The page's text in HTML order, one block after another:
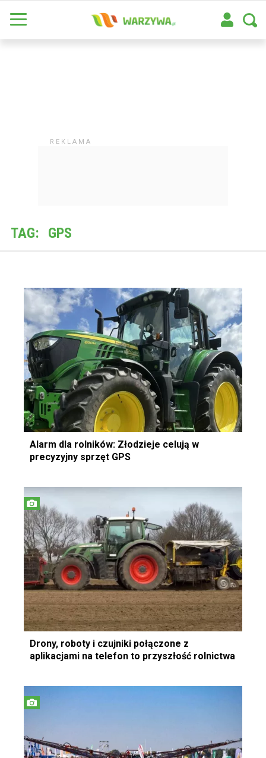
TAG: GPS
Alarm dla rolników: Złodzieje celują w
precyzyjny sprzęt GPS
Drony, roboty i czujniki połączone z
aplikacjami na telefon to przyszłość rolnictwa